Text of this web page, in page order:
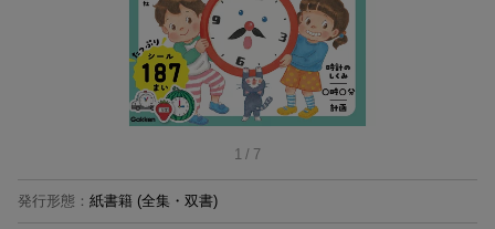
1 / 7
発行形態 ： 紙書籍 (全集・双書)